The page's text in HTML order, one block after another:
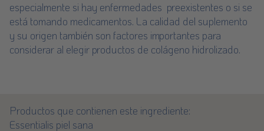
especialmente si hay enfermedades preexistentes o si se
está tomando medicamentos. La calidad del suplemento
y su origen también son factores importantes para
considerar al elegir productos de colágeno hidrolizado.
Productos que contienen este ingrediente:
Essentialis piel sana